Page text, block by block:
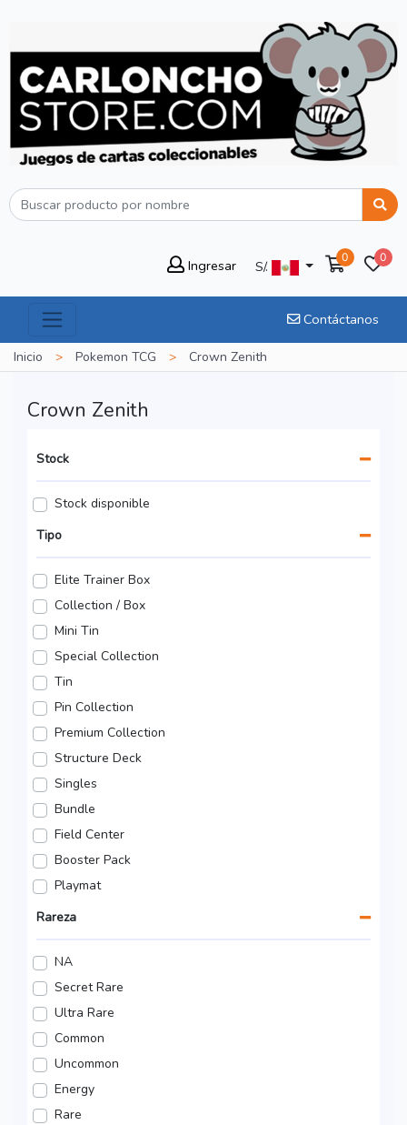
Ingresar S/.
0 0
Contáctanos
Inicio > Pokemon TCG > Crown Zenith
Crown Zenith
Stock
Stock disponible
Tipo
Elite Trainer Box
Collection / Box
Mini Tin
Special Collection
Tin
Pin Collection
Premium Collection
Structure Deck
Singles
Bundle
Field Center
Booster Pack
Playmat
Rareza
NA
Secret Rare
Ultra Rare
Common
Uncommon
Energy
Rare